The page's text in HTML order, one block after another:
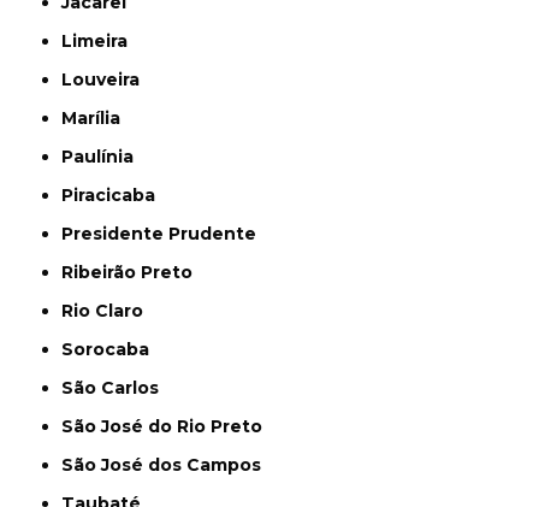
Limeira
Louveira
Marília
Paulínia
Piracicaba
Presidente Prudente
Ribeirão Preto
Rio Claro
Sorocaba
São Carlos
São José do Rio Preto
São José dos Campos